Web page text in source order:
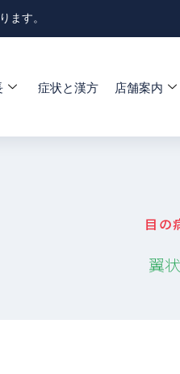
ます。
症状と漢方 店舗案内
目の
翼